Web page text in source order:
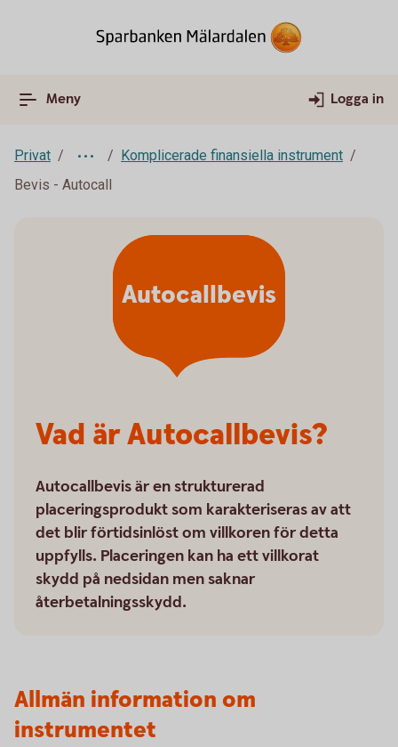
Meny Logga in
Privat
Komplicerade finansiella instrument
Bevis - Autocall
Vad är Autocallbevis?
Autocallbevis är en strukturerad
placeringsprodukt som karakteriseras av att
det blir förtidsinlöst om villkoren för detta
uppfylls. Placeringen kan ha ett villkorat
skydd på nedsidan men saknar
återbetalningsskydd.
Autocallbevis
Allmän information om
instrumentet